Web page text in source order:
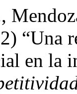
“Una
en la